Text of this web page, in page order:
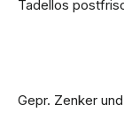
Tadellos
Gepr. Zenker